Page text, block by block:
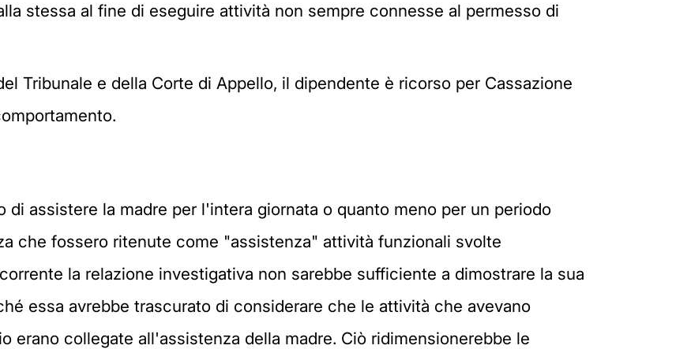
stessa al fine di eseguire attività non sempre connesse al permesso di
Tribunale e della Corte di Appello, il dipendente è ricorso per Cassazione
assistere la madre per l'intera giornata o quanto meno per un periodo
che fossero ritenute come "assistenza" attività funzionali svolte
la relazione investigativa non sarebbe sufficiente a dimostrare la sua
essa avrebbe trascurato di considerare che le attività che avevano
erano collegate all'assistenza della madre. Ciò ridimensionerebbe le